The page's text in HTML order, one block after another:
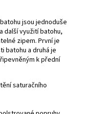
jsou jednoduše
další využití batohu,
zipem. První je
batohu a druhá je
k přední
saturačního